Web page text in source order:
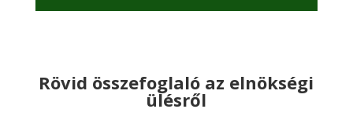
Rövid összefoglaló az elnökségi
ülésről